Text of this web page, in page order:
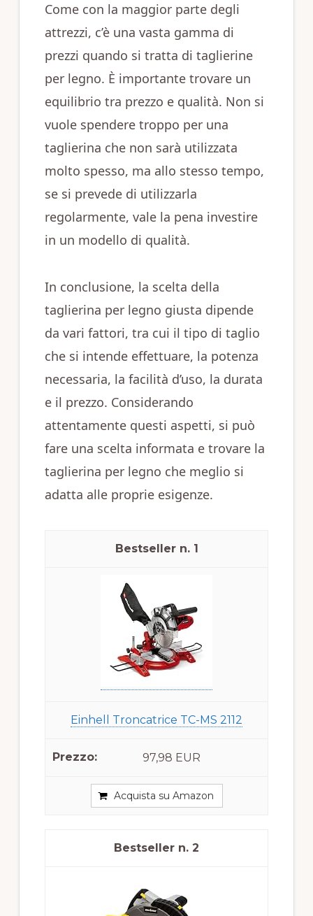
Come con la maggior parte degli
attrezzi, c’è una vasta gamma di
prezzi quando si tratta di taglierine
per legno. È importante trovare un
equilibrio tra prezzo e qualità. Non si
vuole spendere troppo per una
taglierina che non sarà utilizzata
molto spesso, ma allo stesso tempo,
se si prevede di utilizzarla
regolarmente, vale la pena investire
in un modello di qualità.
In conclusione, la scelta della
taglierina per legno giusta dipende
da vari fattori, tra cui il tipo di taglio
che si intende effettuare, la potenza
necessaria, la facilità d’uso, la durata
e il prezzo. Considerando
attentamente questi aspetti, si può
fare una scelta informata e trovare la
taglierina per legno che meglio si
adatta alle proprie esigenze.
1
Einhell Troncatrice TC-MS 2112
97,98 EUR
Acquista su Amazon
2